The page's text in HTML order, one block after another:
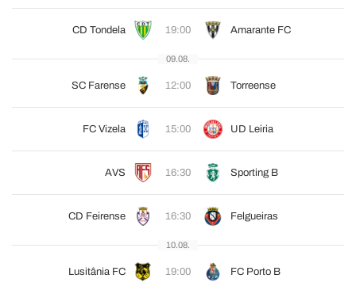
CD Tondela 19:00 Amarante FC
09.08.
SC Farense 12:00 Torreense
FC Vizela 15:00 UD Leiria
AVS 16:30 Sporting B
CD Feirense 16:30 Felgueiras
10.08.
Lusitânia FC 19:00 FC Porto B